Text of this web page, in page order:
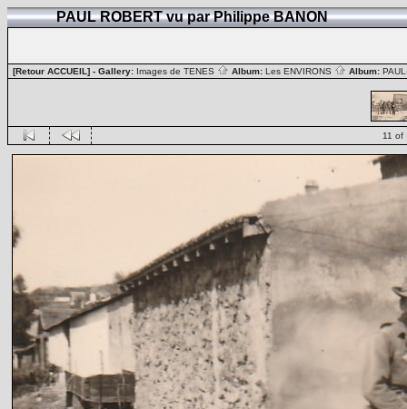
PAUL ROBERT vu par Philippe BANON
[Retour ACCUEIL] - Gallery: Images de TENES Album: Les ENVIRONS Album:
11 of